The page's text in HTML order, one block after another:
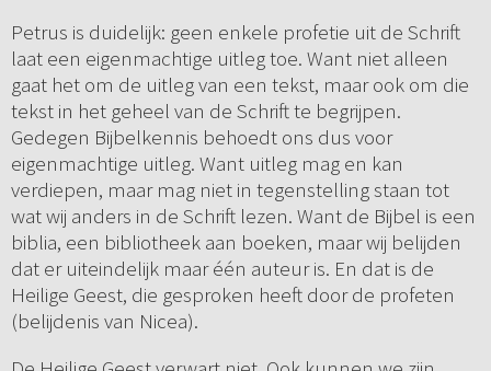
Petrus is duidelijk: geen enkele profetie uit de Schrift
laat een eigenmachtige uitleg toe. Want niet alleen
gaat het om de uitleg van een tekst, maar ook om die
tekst in het geheel van de Schrift te begrijpen.
Gedegen Bijbelkennis behoedt ons dus voor
eigenmachtige uitleg. Want uitleg mag en kan
verdiepen, maar mag niet in tegenstelling staan tot
wat wij anders in de Schrift lezen. Want de Bijbel is een
biblia, een bibliotheek aan boeken, maar wij belijden
dat er uiteindelijk maar één auteur is. En dat is de
Heilige Geest, die gesproken heeft door de profeten
(belijdenis van Nicea).